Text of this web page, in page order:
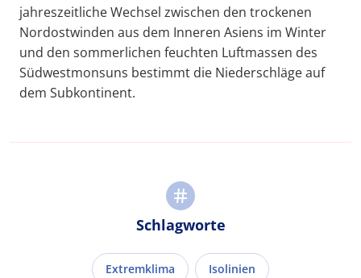
jahreszeitliche Wechsel zwischen den trockenen
Nordostwinden aus dem Inneren Asiens im Winter
und den sommerlichen feuchten Luftmassen des
Südwestmonsuns bestimmt die Niederschläge auf
dem Subkontinent.
Schlagworte
Extremklima Isolinien